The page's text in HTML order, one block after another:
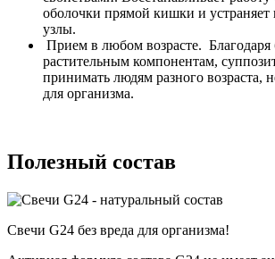
оболочки прямой кишки и устраняет
узлы.
Прием в любом возрасте.
растительным компонентам,
принимать людям разного возраста,
для организма.
Полезный состав
Свечи G24 без вреда для организма!